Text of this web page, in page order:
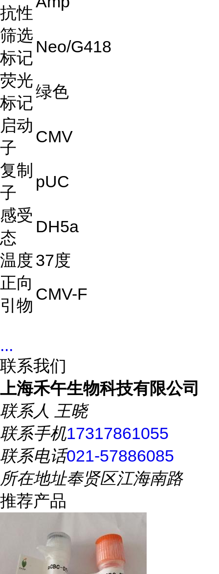
抗性
筛选
标记
Neo/G418
荧光
标记
绿色
启动
子
CMV
复制
子
pUC
感受
态
DH5a
温度37度
正向
引物
CMV-F
...
联系我们
上海禾午生物科技有限公司
联系人 王晓
联系手机17317861055
联系电话021-57886085
所在地址奉贤区江海南路
推荐产品